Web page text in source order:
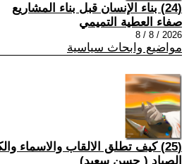
(24) بناء الإنسان قبل بناء المشاريع
صفاء العطية التميمي
2026 / 8 / 8
مواضيع وابحاث سياسية
(25) كيف تطلق الالقاب والاسماء والكنى ج١
الصياد ‏( حسن سعيد‏)